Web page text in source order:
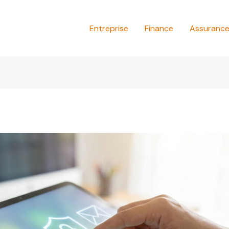
Entreprise Finance Assurance